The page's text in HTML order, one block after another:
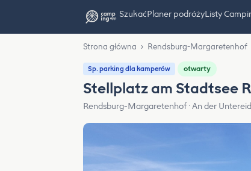
SzukaćPlaner podróżyListy
Strona główna › Rendsburg-Margaretenhof
Sp. parking dla kamperów otwarty
Stellplatz am Stadtsee
Rendsburg-Margaretenhof · An der